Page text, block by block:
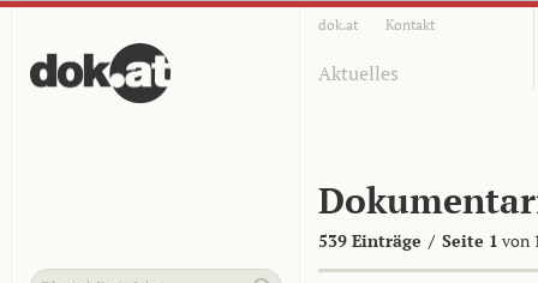
dok.at Kontakt
Aktuelles
539 Einträge / Seite 1 von